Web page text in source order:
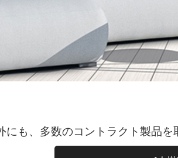
にも、多数のコントラクト製品